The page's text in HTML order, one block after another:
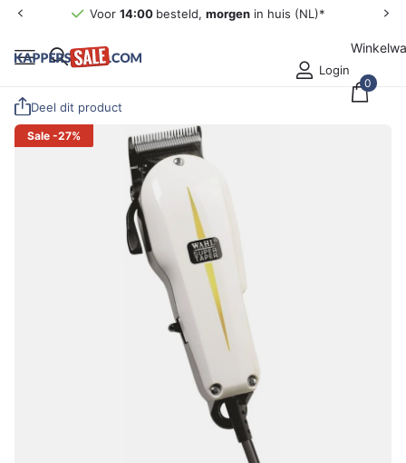
Voor 14:00 besteld, morgenin huis (NL)*
Login
0
Deel dit product
Sale -27%